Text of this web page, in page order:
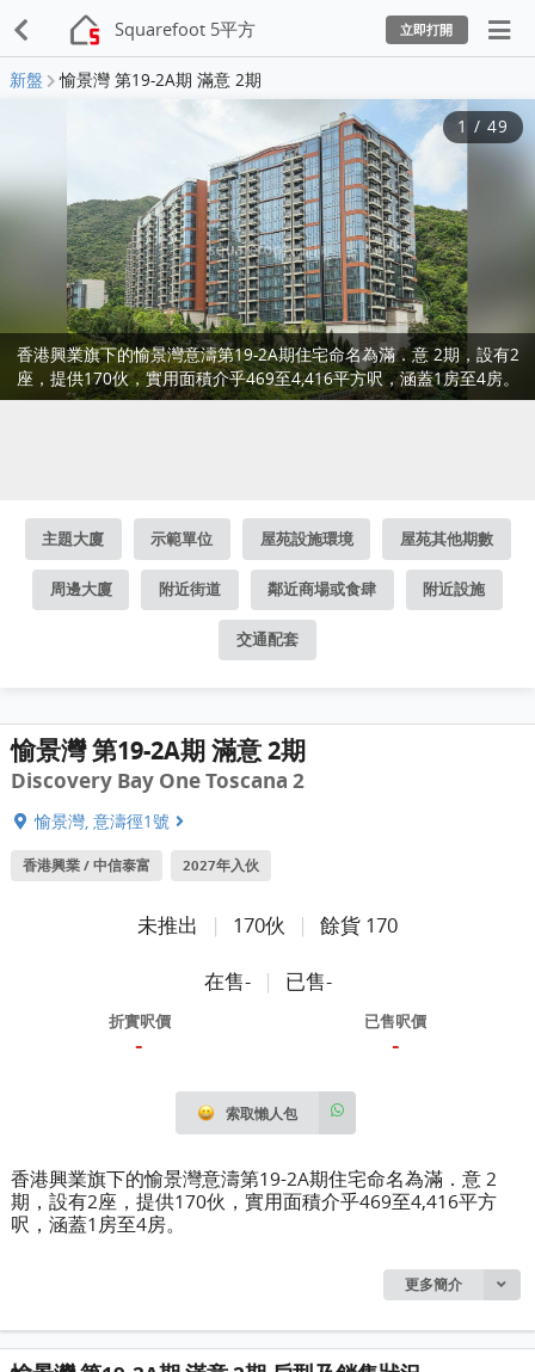
Squarefoot 5平方 立即打開
新盤 愉景灣 第19-2A期 滿意 2期
香港興業旗下的愉景灣意濤第19-2A期住宅命名為滿．意 2期，設有2
座，提供170伙，實用面積介乎469至4,416平方呎，涵蓋1房至4房。
1 / 49
主題大廈 示範單位 屋苑設施環境 屋苑其他期數
周邊大廈 附近街道 鄰近商場或食肆 附近設施
交通配套
愉景灣 第19-2A期 滿意 2期
Discovery Bay One Toscana 2
愉景灣, 意濤徑1號
香港興業 / 中信泰富 2027年入伙
未推出 | 170伙 | 餘貨 170
在售- | 已售-
折實呎價
-
已售呎價
-
索取懶人包
香港興業旗下的愉景灣意濤第19-2A期住宅命名為滿．意 2
期，設有2座，提供170伙，實用面積介乎469至4,416平方
呎，涵蓋1房至4房。
更多簡介